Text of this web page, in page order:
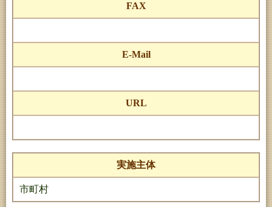
FAX
E-Mail
URL
実施主体
市町村